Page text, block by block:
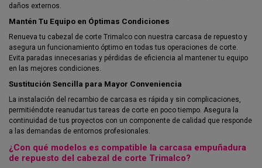
daños externos.
Mantén Tu Equipo en Óptimas Condiciones
Renueva tu cabezal de corte Trimalco con nuestra carcasa de repuesto y
asegura un funcionamiento óptimo en todas tus operaciones de corte.
Evita paradas innecesarias y pérdidas de eficiencia al mantener tu equipo
en las mejores condiciones.
Sustitución Sencilla para Mayor Conveniencia
La instalación del recambio de carcasa es rápida y sin complicaciones,
permitiéndote reanudar tus tareas de corte en poco tiempo. Asegura la
continuidad de tus proyectos con un componente de calidad que responde
a las demandas de entornos profesionales.
¿Con qué modelos es compatible la carcasa empuñadura
de repuesto del cabezal de corte Trimalco?